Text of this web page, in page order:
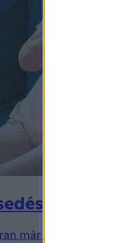
ezzel
már nagyobb